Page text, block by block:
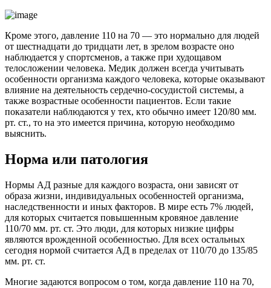
Кроме этого, давление 110 на 70 — это нормально для людей
от шестнадцати до тридцати лет, в зрелом возрасте оно
наблюдается у спортсменов, а также при худощавом
телосложении человека. Медик должен всегда учитывать
особенности организма каждого человека, которые оказывают
влияние на деятельность сердечно-сосудистой системы, а
также возрастные особенности пациентов. Если такие
показатели наблюдаются у тех, кто обычно имеет 120/80 мм.
рт. ст., то на это имеется причина, которую необходимо
выяснить.
Норма или патология
Нормы АД разные для каждого возраста, они зависят от
образа жизни, индивидуальных особенностей организма,
наследственности и иных факторов. В мире есть 7% людей,
для которых считается повышенным кровяное давление
110/70 мм. рт. ст. Это люди, для которых низкие цифры
являются врожденной особенностью. Для всех остальных
сегодня нормой считается АД в пределах от 110/70 до 135/85
мм. рт. ст.
Многие задаются вопросом о том, когда давление 110 на 70,